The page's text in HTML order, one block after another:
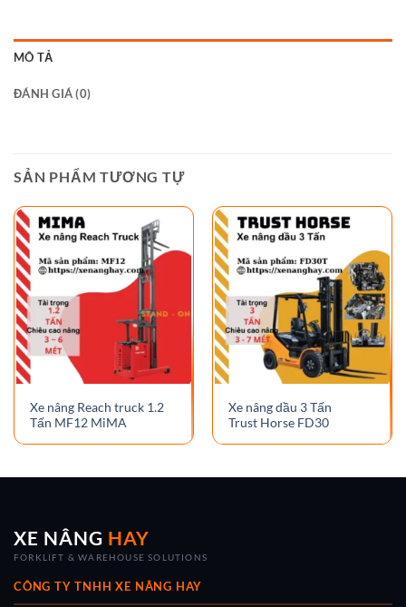
MÔ TẢ
ĐÁNH GIÁ (0)
SẢN PHẨM TƯƠNG TỰ
Xe nâng Reach truck 1.2
Tấn MF12 MiMA
Xe nâng dầu 3 Tấn
Trust Horse FD30
XE NÂNG HAY
FORKLIFT & WAREHOUSE SOLUTIONS
CÔNG TY TNHH XE NÂNG HAY